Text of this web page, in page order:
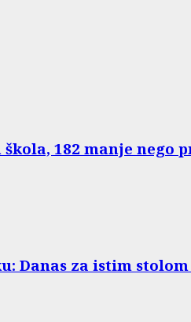
182 manje nego
Danas za istim